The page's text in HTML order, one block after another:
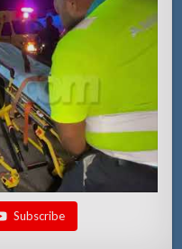
Subscribe